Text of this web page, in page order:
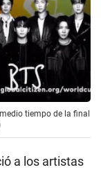
tiempo de la final
a los artistas